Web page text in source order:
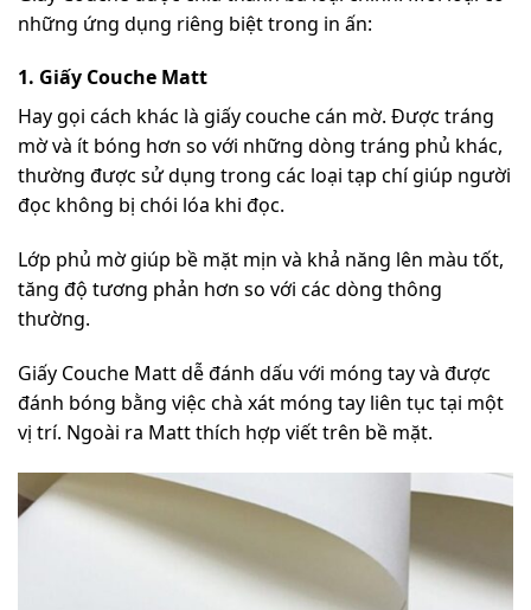
những ứng dụng riêng biệt trong in ấn:
1. Giấy Couche Matt
Hay gọi cách khác là giấy couche cán mờ. Được tráng
mờ và ít bóng hơn so với những dòng tráng phủ khác,
thường được sử dụng trong các loại tạp chí giúp người
đọc không bị chói lóa khi đọc.
Lớp phủ mờ giúp bề mặt mịn và khả năng lên màu tốt,
tăng độ tương phản hơn so với các dòng thông
thường.
Giấy Couche Matt dễ đánh dấu với móng tay và được
đánh bóng bằng việc chà xát móng tay liên tục tại một
vị trí. Ngoài ra Matt thích hợp viết trên bề mặt.